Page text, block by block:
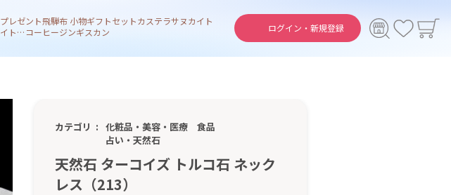
ログイン・ 新規登録
プレゼント飛騨布 小物ギフトセットカステラサヌカイト
サヌカイト 風鈴コーヒージンギスカン
カテゴリ 化粧品・美容・医療
食品
占い・天然石
天然石 ターコイズ トルコ石 ネック
レス（213）